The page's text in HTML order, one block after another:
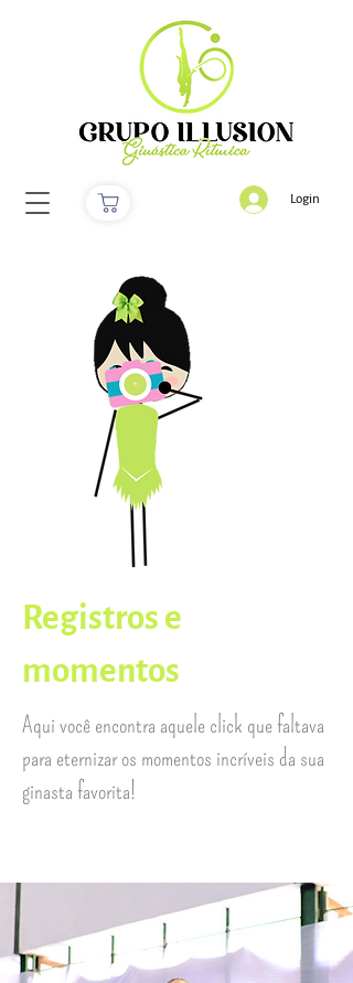
Login
Registros e
momentos
Aqui você encontra aquele click que faltava
para eternizar os momentos incríveis da sua
ginasta favorita!